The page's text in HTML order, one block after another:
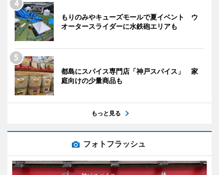
もりのみやキューズモールで夏イベント ウ
オータースライダーに水鉄砲エリアも
都島にスパイス専門店「神戸スパイス」 家
庭向けの少量商品も
もっと見る
フォトフラッシュ